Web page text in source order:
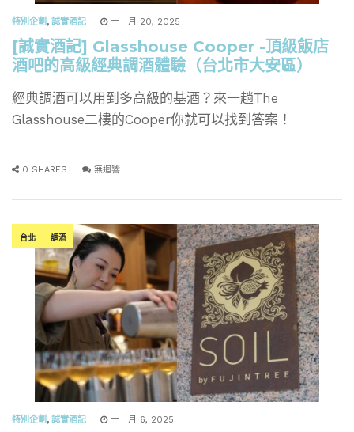
特別企劃 , 誠實酒記 十一月 20, 2025
[誠實酒記] Glasshouse Cooper -頂級飯店
酒吧的高級經典調酒體驗（台北市大安區）
經典調酒可以用到多高級的基酒？來一趟The
Glasshouse二樓的Cooper你就可以找到答案！
0 SHARES 無迴響
台北 調酒
特別企劃 , 誠實酒記 十一月 6, 2025